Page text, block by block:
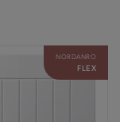
NORDANRO
FLEX